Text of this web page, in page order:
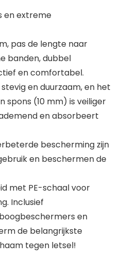
en extreme
pas de lengte naar
banden, dubbel
en comfortabel.
en duurzaam, en het
spons (10 mm) is veiliger
en absorbeert
bescherming zijn
en beschermen de
met PE-schaal voor
Inclusief
en
de belangrijkste
tegen letsel!